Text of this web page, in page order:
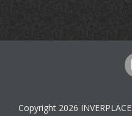
Copyright 2026 INVERPLACE